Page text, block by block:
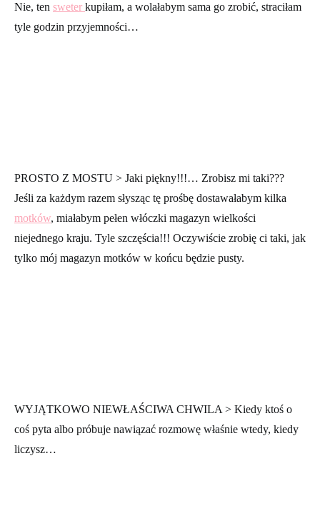
Nie, ten sweter kupiłam, a wolałabym sama go zrobić, straciłam
tyle godzin przyjemności…
PROSTO Z MOSTU > Jaki piękny!!!… Zrobisz mi taki???
Jeśli za każdym razem słysząc tę prośbę dostawałabym kilka
motków, miałabym pełen włóczki magazyn wielkości
niejednego kraju. Tyle szczęścia!!! Oczywiście zrobię ci taki, jak
tylko mój magazyn motków w końcu będzie pusty.
WYJĄTKOWO NIEWŁAŚCIWA CHWILA > Kiedy ktoś o
coś pyta albo próbuje nawiązać rozmowę właśnie wtedy, kiedy
liczysz…